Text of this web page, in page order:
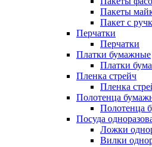
Пакеты
Пакет с
Перчатки
Перчатки
Платки бумажные
Платки
Пленка стрейч
Пленка
Полотенца
Полотенца
Посуда
Ложки
Вилки